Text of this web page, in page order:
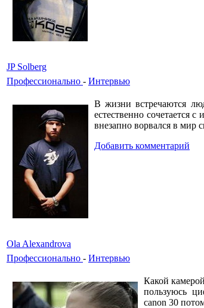
JP Solberg
Профессионально - Интервью
В жизни встречаются
естественно сочетается
внезапно ворвался в мир
Добавить комментарий
Ola Alexandrova
Профессионально - Интервью
Какой
пользуюсь
canon 30